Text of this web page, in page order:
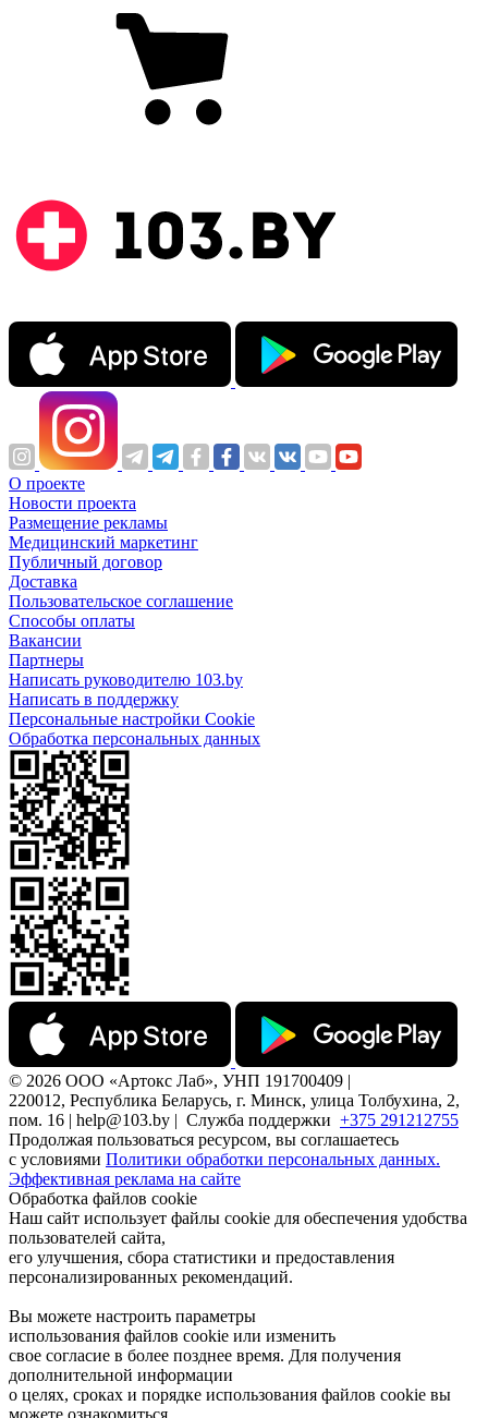
О проекте
Новости проекта
Размещение рекламы
Медицинский маркетинг
Публичный договор
Доставка
Пользовательское соглашение
Способы оплаты
Вакансии
Партнеры
Написать руководителю 103.by
Написать в поддержку
Персональные настройки Cookie
Обработка персональных данных
© 2026 ООО «Артокс Лаб», УНП 191700409 |
220012, Республика Беларусь, г. Минск, улица Толбухина, 2,
пом. 16 | help@103.by | Служба поддержки +375 291212755
Продолжая пользоваться ресурсом, вы соглашаетесь
с условиями Политики обработки персональных данных.
Эффективная реклама на сайте
Обработка файлов cookie
Наш сайт использует файлы cookie для обеспечения удобства
пользователей сайта,
его улучшения, сбора статистики и предоставления
персонализированных рекомендаций.
Вы можете настроить параметры
использования файлов cookie или изменить
свое согласие в более позднее время. Для получения
дополнительной информации
о целях, сроках и порядке использования файлов cookie вы
можете ознакомиться